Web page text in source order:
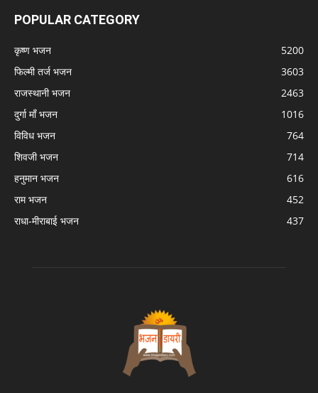
POPULAR CATEGORY
कृष्ण भजन
5200
फिल्मी तर्ज भजन
3603
राजस्थानी भजन
2463
दुर्गा माँ भजन
1016
विविध भजन
764
शिवजी भजन
714
हनुमान भजन
616
राम भजन
452
राधा-मीराबाई भजन
437